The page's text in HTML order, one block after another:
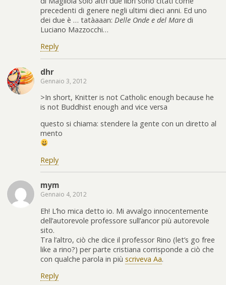
precedenti di genere negli ultimi dieci anni. Ed uno
dei due è … tatàaaan: Delle Onde e del Mare di
Luciano Mazzocchi…
Reply
dhr
Gennaio 3, 2012
>In short, Knitter is not Catholic enough because he
is not Buddhist enough and vice versa
questo si chiama: stendere la gente con un diretto al
mento
Reply
mym
Gennaio 4, 2012
Eh! L’ho mica detto io. Mi avvalgo innocentemente
dell’autorevole professore sull’ancor più autorevole
sito.
Tra l’altro, ciò che dice il professor Rino (let’s go free
like a rino?) per parte cristiana corrisponde a ciò che
con qualche parola in più scriveva Aa.
Reply